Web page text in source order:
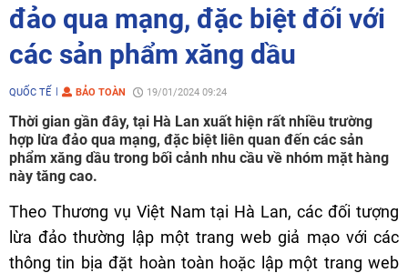
đảo qua mạng, đặc biệt đối với
các sản phẩm xăng dầu
QUỐC TẾ BẢO TOÀN 19/01/2024 09:24
Thời gian gần đây, tại Hà Lan xuất hiện rất nhiều trường
hợp lừa đảo qua mạng, đặc biệt liên quan đến các sản
phẩm xăng dầu trong bối cảnh nhu cầu về nhóm mặt hàng
này tăng cao.
Theo Thương vụ Việt Nam tại Hà Lan, các đối tượng
lừa đảo thường lập một trang web giả mạo với các
thông tin bịa đặt hoàn toàn hoặc lập một trang web